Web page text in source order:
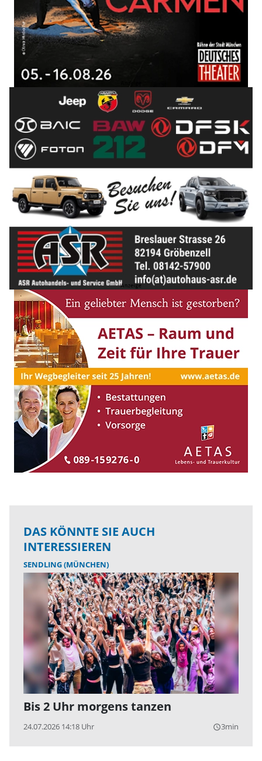
DAS KÖNNTE SIE AUCH
INTERESSIEREN
SENDLING (MÜNCHEN)
Bis 2 Uhr morgens tanzen
24.07.2026 14:18 Uhr query_builder3min